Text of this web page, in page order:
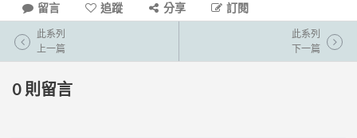
留言 追蹤 分享 訂閱
此系列
上一篇
此系列
下一篇
0 則留言